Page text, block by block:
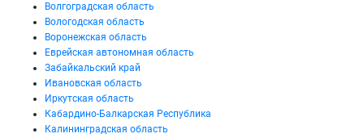
Волгоградская область
Вологодская область
Воронежская область
Еврейская автономная область
Забайкальский край
Ивановская область
Иркутская область
Кабардино-Балкарская Республика
Калининградская область